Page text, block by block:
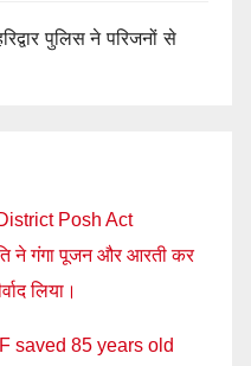
पुलिस ने परिजनों से
Posh Act
ने गंगा पूजन और आरती कर
लिया।
saved 85 years old